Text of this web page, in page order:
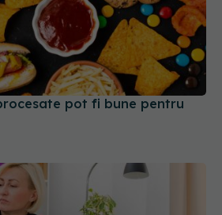
pot fi bune pentru